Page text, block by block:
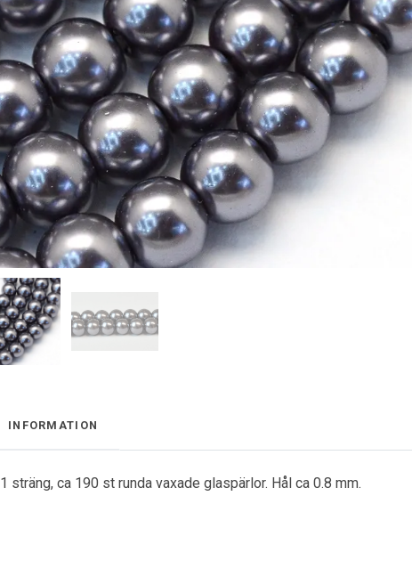
INFORMATION
1 sträng, ca 190 st runda vaxade glaspärlor. Hål ca 0.8 mm.